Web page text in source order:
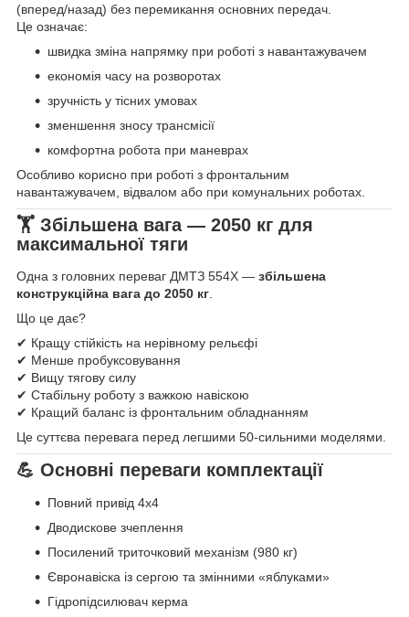
(вперед/назад) без перемикання основних передач.
Це означає:
швидка зміна напрямку при роботі з навантажувачем
економія часу на розворотах
зручність у тісних умовах
зменшення зносу трансмісії
комфортна робота при маневрах
Особливо корисно при роботі з фронтальним
навантажувачем, відвалом або при комунальних роботах.
🏋️ Збільшена вага — 2050 кг для
максимальної тяги
Одна з головних переваг ДМТЗ 554Х — збільшена
конструкційна вага до 2050 кг.
Що це дає?
✔ Кращу стійкість на нерівному рельєфі
✔ Менше пробуксовування
✔ Вищу тягову силу
✔ Стабільну роботу з важкою навіскою
✔ Кращий баланс із фронтальним обладнанням
Це суттєва перевага перед легшими 50-сильними моделями.
💪 Основні переваги комплектації
Повний привід 4х4
Дводискове зчеплення
Посилений триточковий механізм (980 кг)
Євронавіска із сергою та змінними «яблуками»
Гідропідсилювач керма